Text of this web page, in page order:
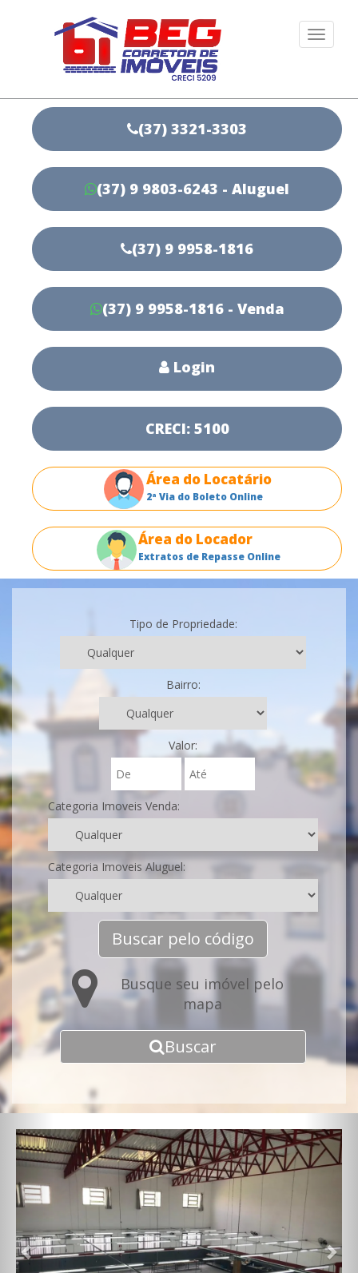
(37) 3321-3303
(37) 9 9803-6243 - Aluguel
(37) 9 9958-1816
(37) 9 9958-1816 - Venda
Login
CRECI: 5100
Área do Locatário
2ª Via do Boleto Online
Área do Locador
Extratos de Repasse Online
Tipo de Propriedade:
Bairro:
Valor:
Categoria Imoveis Venda:
Categoria Imoveis Aluguel:
Buscar pelo código
Busque seu imóvel pelo
mapa
Buscar
Previous